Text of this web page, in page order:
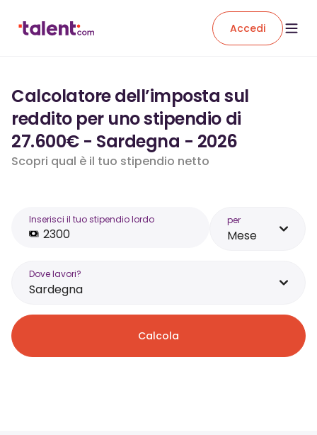
Accedi
Calcolatore dell’imposta sul
reddito per uno stipendio di
27.600€ - Sardegna - 2026
Scopri qual è il tuo stipendio netto
Inserisci il tuo stipendio lordo per
Mese
Dove lavori?
Sardegna
Calcola